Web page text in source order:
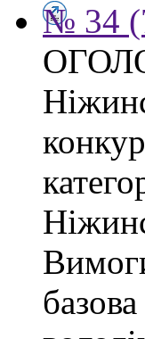
№ 34